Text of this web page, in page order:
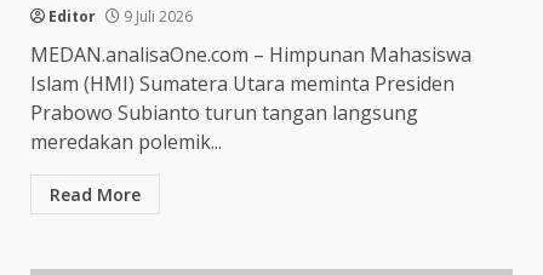
Editor 9 Juli 2026
MEDAN.analisaOne.com – Himpunan Mahasiswa
Islam (HMI) Sumatera Utara meminta Presiden
Prabowo Subianto turun tangan langsung
meredakan polemik...
Read More